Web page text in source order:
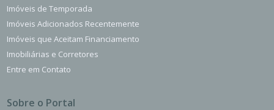
Imóveis de Temporada
Imóveis Adicionados Recentemente
Imóveis que Aceitam Financiamento
Imobiliárias e Corretores
Entre em Contato
Sobre o Portal